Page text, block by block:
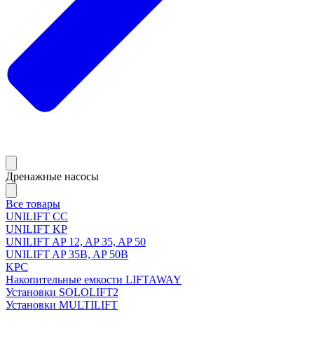
Дренажные насосы
Все товары
UNILIFT CC
UNILIFT KP
UNILIFT AP 12, AP 35, AP 50
UNILIFT AP 35B, AP 50B
KPC
Накопительные емкости LIFTAWAY
Установки SOLOLIFT2
Установки MULTILIFT